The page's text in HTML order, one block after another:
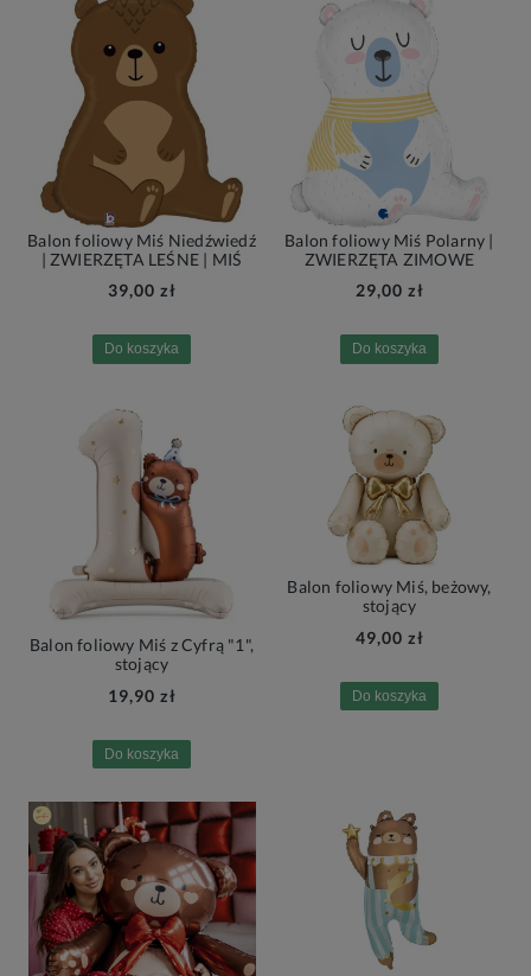
Balon foliowy Miś Niedźwiedź
| ZWIERZĘTA LEŚNE | MIŚ
39,00 zł
Do koszyka
Balon foliowy Miś Polarny |
ZWIERZĘTA ZIMOWE
29,00 zł
Do koszyka
Balon foliowy Miś z Cyfrą "1",
stojący
19,90 zł
Do koszyka
Balon foliowy Miś, beżowy,
stojący
49,00 zł
Do koszyka